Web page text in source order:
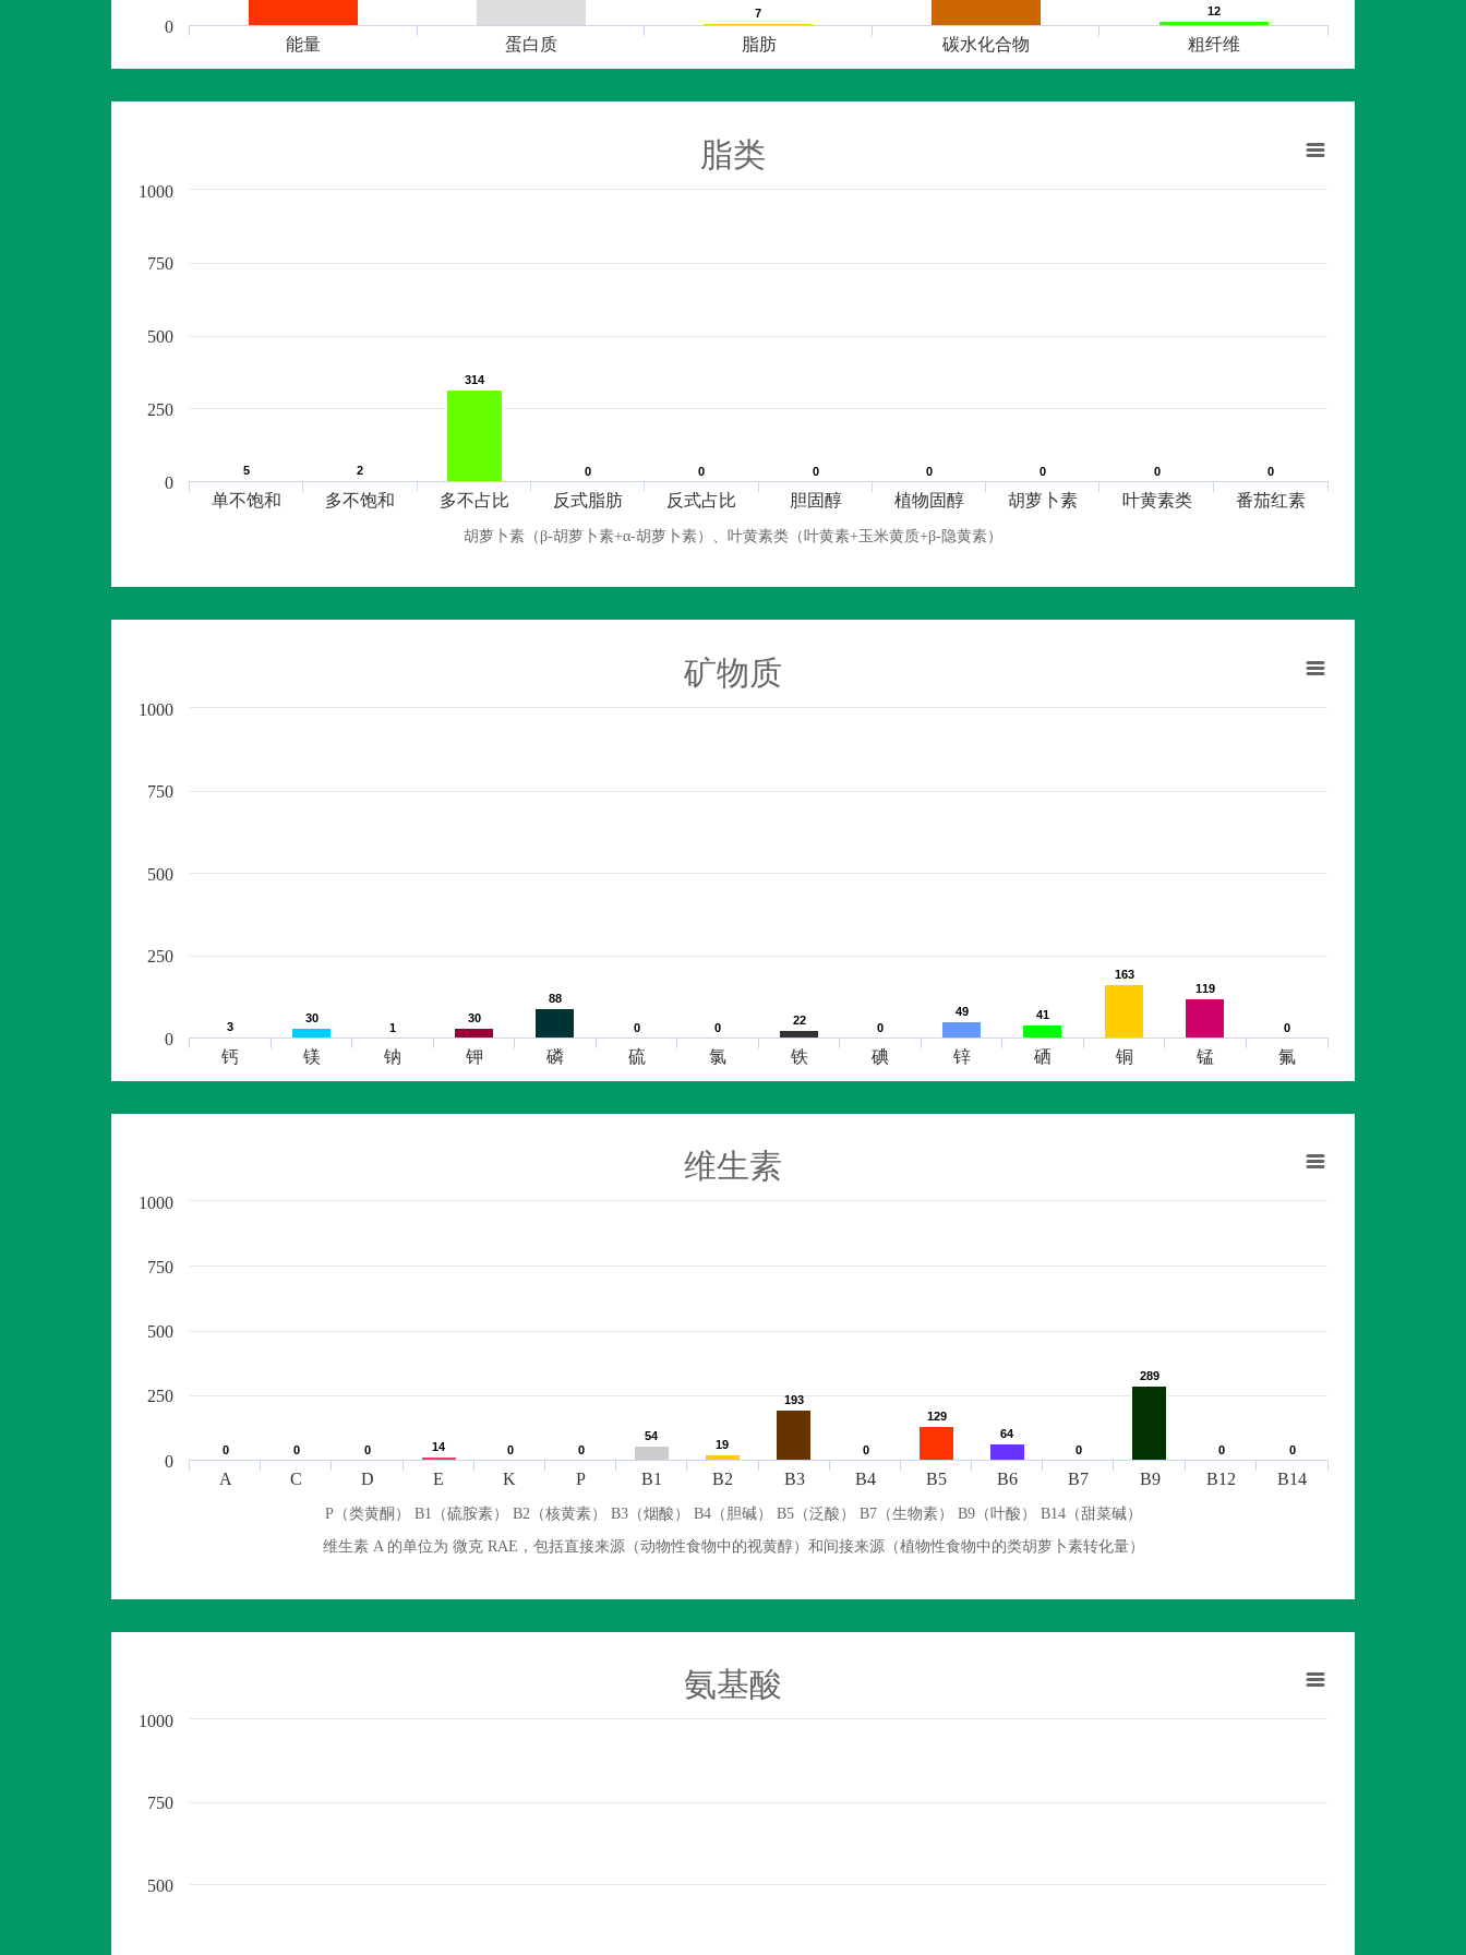
7
7 12
12
能量 蛋白质 脂肪 碳水化合物 粗纤维
0
脂类
胡萝卜素（β-胡萝卜素+α-胡萝卜素）、叶黄素类（叶黄素+玉米黄质+β-隐黄素）
5
5 2
2
314
314
0
0 0
0 0
0 0
0 0
0 0
0 0
0
单不饱和 多不饱和 多不占比 反式脂肪 反式占比 胆固醇 植物固醇 胡萝卜素 叶黄素类 番茄红素
0
250
500
750
1000
矿物质
3
3
30
30
1
1
30
30
88
88
0
0 0
0
22
22
0
0
49
49 41
41
163
163
119
119
0
0
钙 镁 钠 钾 磷 硫 氯 铁 碘 锌 硒 铜 锰 氟
0
250
500
750
1000
维生素
0
0 0
0 0
0 14
14 0
0 0
0
54
54
19
19
193
193
0
0
129
129
64
64
0
0
289
289
0
0 0
0
A C D E K P B1 B2 B3 B4 B5 B6 B7 B9 B12 B14
0
250
500
750
1000
P（类黄酮） B1（硫胺素） B2（核黄素） B3（烟酸） B4（胆碱） B5（泛酸） B7（生物素） B9（叶酸） B14（甜菜碱）
维生素 A 的单位为 微克 RAE，包括直接来源（动物性食物中的视黄醇）和间接来源（植物性食物中的类胡萝卜素转化量）
氨基酸
500
750
1000